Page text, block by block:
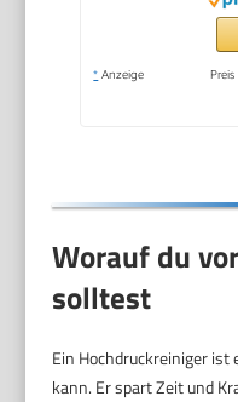
* Anzeige
Worauf du
solltest
Ein Hochdruckreiniger ist
kann. Er spart Zeit und